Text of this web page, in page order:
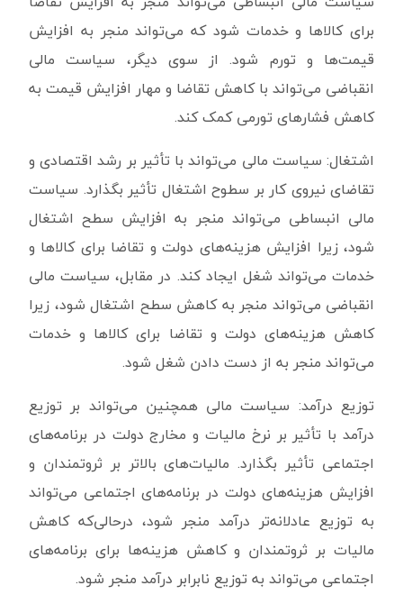
برای کالاها و خدمات شود که می‌تواند منجر به افزایش
قیمت‌ها و تورم شود. از سوی دیگر، سیاست مالی
انقباضی می‌تواند با کاهش تقاضا و مهار افزایش قیمت به
کاهش فشارهای تورمی کمک کند.
اشتغال: سیاست مالی می‌تواند با تأثیر بر رشد اقتصادی و
تقاضای نیروی کار بر سطوح اشتغال تأثیر بگذارد. سیاست
مالی انبساطی می‌تواند منجر به افزایش سطح اشتغال
شود، زیرا افزایش هزینه‌های دولت و تقاضا برای کالاها و
خدمات می‌تواند شغل ایجاد کند. در مقابل، سیاست مالی
انقباضی می‌تواند منجر به کاهش سطح اشتغال شود، زیرا
کاهش هزینه‌های دولت و تقاضا برای کالاها و خدمات
می‌تواند منجر به از دست دادن شغل شود.
توزیع درآمد: سیاست مالی همچنین می‌تواند بر توزیع
درآمد با تأثیر بر نرخ مالیات و مخارج دولت در برنامه‌های
اجتماعی تأثیر بگذارد. مالیات‌های بالاتر بر ثروتمندان و
افزایش هزینه‌های دولت در برنامه‌های اجتماعی می‌تواند
به توزیع عادلانه‌تر درآمد منجر شود، درحالی‌که کاهش
مالیات بر ثروتمندان و کاهش هزینه‌ها برای برنامه‌های
اجتماعی می‌تواند به توزیع نابرابر درآمد منجر شود.